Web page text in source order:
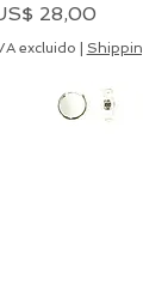
28,00
excluido